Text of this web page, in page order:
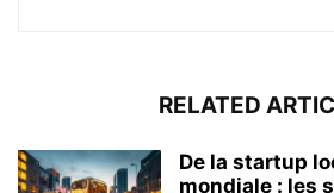
RELATED
De la startup
mondiale : les